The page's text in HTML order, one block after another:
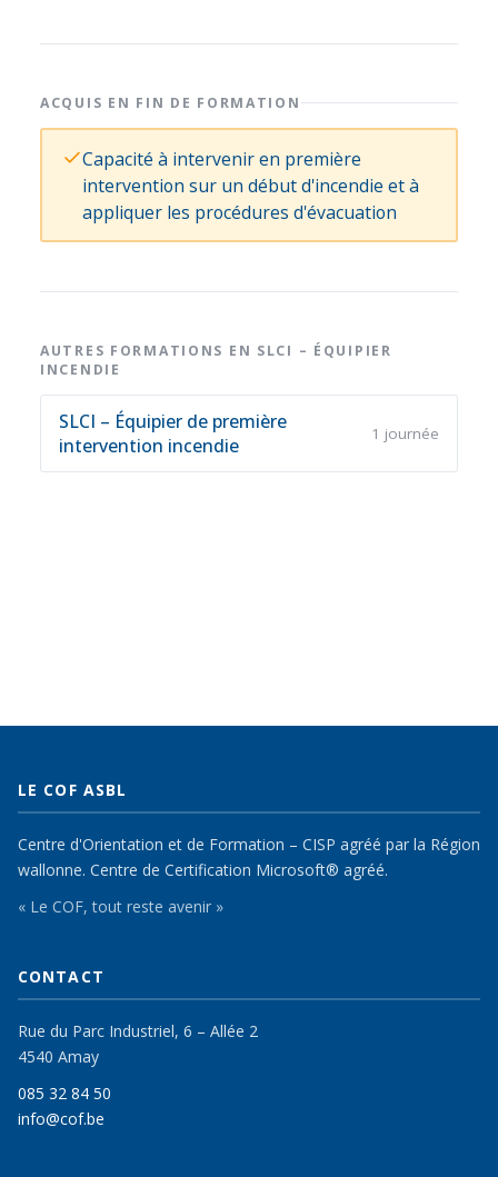
ACQUIS EN FIN DE FORMATION
Capacité à intervenir en première
intervention sur un début d'incendie et à
appliquer les procédures d'évacuation
AUTRES FORMATIONS EN SLCI – ÉQUIPIER
INCENDIE
SLCI – Équipier de première
intervention incendie
1 journée
LE COF ASBL
Centre d'Orientation et de Formation – CISP agréé par la Région
wallonne. Centre de Certification Microsoft® agréé.
« Le COF, tout reste avenir »
CONTACT
Rue du Parc Industriel, 6 – Allée 2
4540 Amay
085 32 84 50
info@cof.be